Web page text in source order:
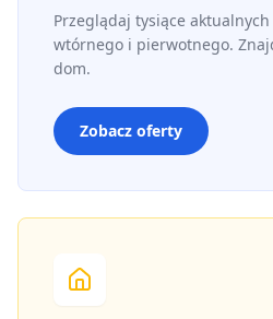
Przeglądaj tysiące
wtórnego i pierwotnego.
dom.
Zobacz oferty